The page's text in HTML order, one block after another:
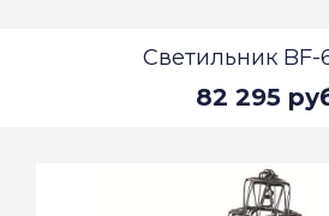
Светильник BF-
82 295